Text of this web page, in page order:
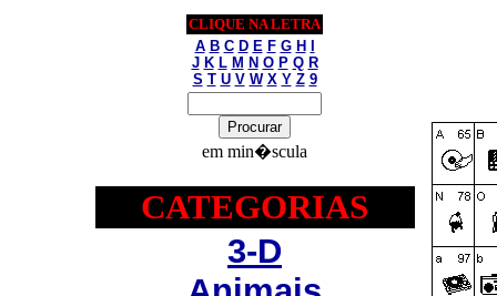
CLIQUE NA LETRA
A B C D E F G H
J K L M N O P Q R
S T U V W X Y Z 9
em min�scula
CATEGORIAS
3-D